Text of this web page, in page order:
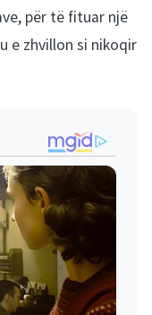
për të fituar një
e zhvillon si nikoqir